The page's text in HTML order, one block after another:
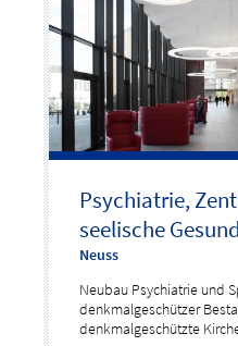
Psychiatrie,
seelische
Neuss
Neubau Psychiatrie und
denkmalgeschützer
denkmalgeschützte